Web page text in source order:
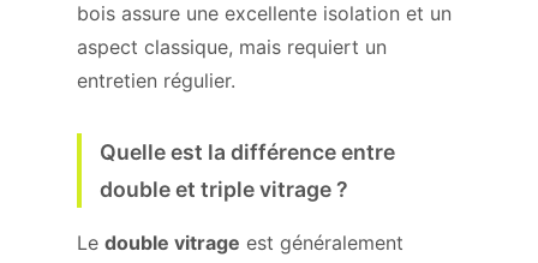
bois assure une excellente isolation et un
aspect classique, mais requiert un
entretien régulier.
Quelle est la différence entre
double et triple vitrage ?
Le double vitrage est généralement